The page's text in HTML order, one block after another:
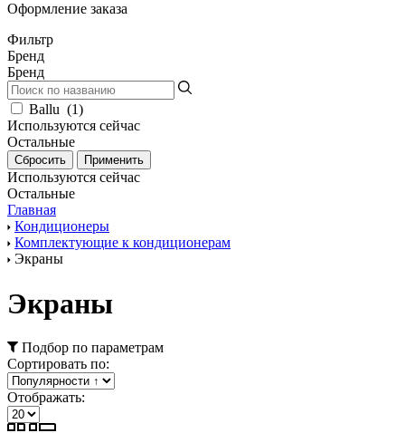
Оформление заказа
Фильтр
Бренд
Бренд
Ballu (1)
Используются сейчас
Остальные
Используются сейчас
Остальные
Главная
Кондиционеры
Комплектующие к кондиционерам
Экраны
Экраны
Подбор по параметрам
Сортировать по:
Отображать: